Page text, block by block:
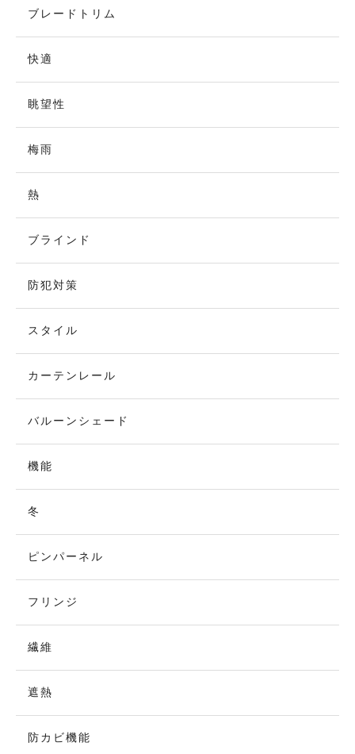
ブレードトリム
快適
眺望性
梅雨
熱
ブラインド
防犯対策
スタイル
カーテンレール
バルーンシェード
機能
冬
ピンパーネル
フリンジ
繊維
遮熱
防カビ機能